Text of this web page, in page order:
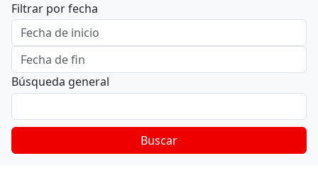
Filtrar por fecha
Búsqueda general
Buscar